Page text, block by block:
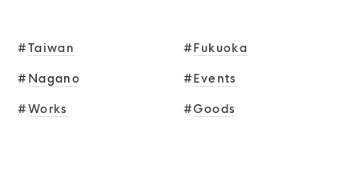
#Taiwan #Fukuoka
# Nagano #Events
#Works #Goods